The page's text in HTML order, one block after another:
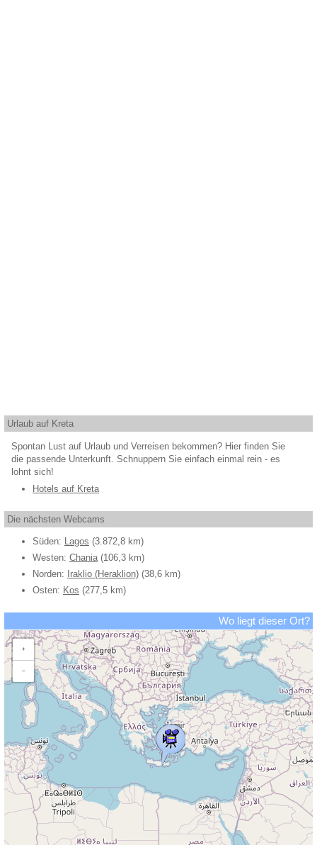
Urlaub auf Kreta
Spontan Lust auf Urlaub und Verreisen bekommen? Hier finden Sie
die passende Unterkunft. Schnuppern Sie einfach einmal rein - es
lohnt sich!
Hotels auf Kreta
Die nächsten Webcams
Süden: Lagos (3.872,8 km)
Westen: Chania(106,3 km)
Norden:
Iraklio (Heraklion) (38,6 km)
Osten: Kos (277,5 km)
Wo liegt dieser Ort?
+
−